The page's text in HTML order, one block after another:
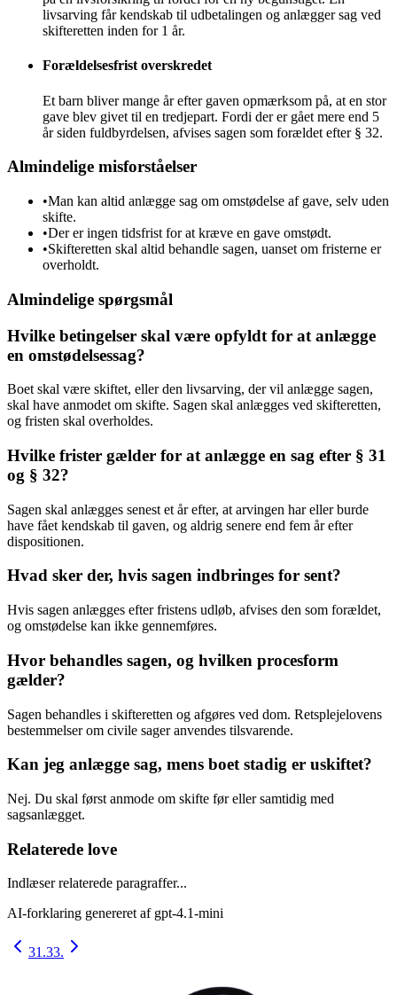
livsarving får kendskab til udbetalingen og anlægger sag ved
skifteretten inden for 1 år.
Forældelsesfrist overskredet
Et barn bliver mange år efter gaven opmærksom på, at en stor
gave blev givet til en tredjepart. Fordi der er gået mere end 5
år siden fuldbyrdelsen, afvises sagen som forældet efter § 32.
Almindelige misforståelser
•Man kan altid anlægge sag om omstødelse af gave, selv uden
skifte.
•Der er ingen tidsfrist for at kræve en gave omstødt.
•Skifteretten skal altid behandle sagen, uanset om fristerne er
overholdt.
Almindelige spørgsmål
Hvilke betingelser skal være opfyldt for at anlægge
en omstødelsessag?
Boet skal være skiftet, eller den livsarving, der vil anlægge sagen,
skal have anmodet om skifte. Sagen skal anlægges ved skifteretten,
og fristen skal overholdes.
Hvilke frister gælder for at anlægge en sag efter § 31
og § 32?
Sagen skal anlægges senest et år efter, at arvingen har eller burde
have fået kendskab til gaven, og aldrig senere end fem år efter
dispositionen.
Hvad sker der, hvis sagen indbringes for sent?
Hvis sagen anlægges efter fristens udløb, afvises den som forældet,
og omstødelse kan ikke gennemføres.
Hvor behandles sagen, og hvilken procesform
gælder?
Sagen behandles i skifteretten og afgøres ved dom. Retsplejelovens
bestemmelser om civile sager anvendes tilsvarende.
Kan jeg anlægge sag, mens boet stadig er uskiftet?
Nej. Du skal først anmode om skifte før eller samtidig med
sagsanlægget.
Relaterede love
Indlæser relaterede paragraffer...
AI-forklaring genereret af gpt-4.1-mini
31.33.